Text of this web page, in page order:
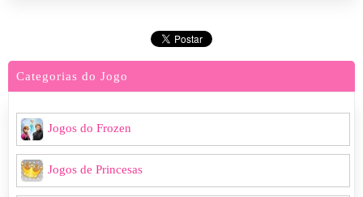
Categorias do Jogo
Jogos do Frozen
Jogos de Princesas